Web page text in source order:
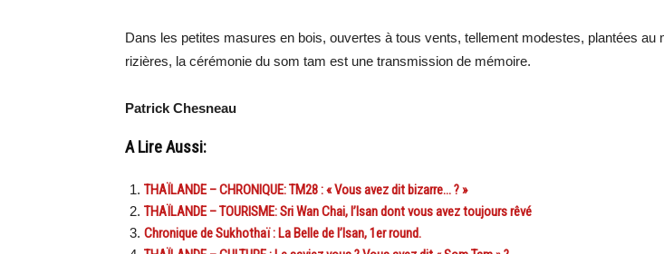
Dans les petites masures en bois, ouvertes à tous vents, tellement modestes, plantées au
rizières, la cérémonie du som tam est une transmission de mémoire.
Patrick Chesneau
A Lire Aussi:
THAÏLANDE – CHRONIQUE: TM28 : « Vous avez dit bizarre… ? »
THAÏLANDE – TOURISME: Sri Wan Chai, l’Isan dont vous avez toujours rêvé
Chronique de Sukhothaï : La Belle de l’Isan, 1er round.